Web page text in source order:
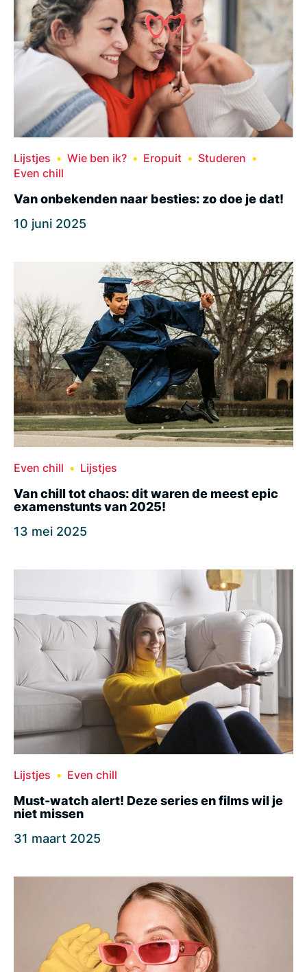
Lijstjes Wie ben ik? Eropuit
Studeren
Even chill
Van onbekenden naar besties: zo doe je dat!
10 juni 2025
Even chill Lijstjes
Van chill tot chaos: dit waren de meest epic
examenstunts van 2025!
13 mei 2025
Lijstjes Even chill
Must-watch alert! Deze series en films wil je
niet missen
31 maart 2025